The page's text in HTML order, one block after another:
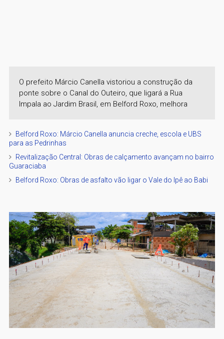
O prefeito Márcio Canella vistoriou a construção da
ponte sobre o Canal do Outeiro, que ligará a Rua
Impala ao Jardim Brasil, em Belford Roxo, melhora
Belford Roxo: Márcio Canella anuncia creche, escola e UBS
para as Pedrinhas
Revitalização Central: Obras de calçamento avançam no bairro
Guaraciaba
Belford Roxo: Obras de asfalto vão ligar o Vale do Ipê ao Babi